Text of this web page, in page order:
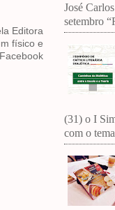
Editora
físico e
José
setembro
(31) o I
com o